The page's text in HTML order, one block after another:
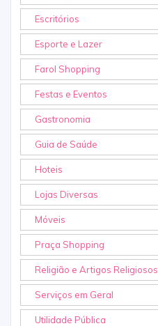
Escritórios
Esporte e Lazer
Farol Shopping
Festas e Eventos
Gastronomia
Guia de Saúde
Hoteis
Lojas Diversas
Móveis
Praça Shopping
Religião e Artigos Religiosos
Serviços em Geral
Utilidade Pública